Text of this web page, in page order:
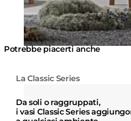
La Classic Series
Da soli o raggruppati,
i vasi Classic Series
Potrebbe piacerti anche
Colori: